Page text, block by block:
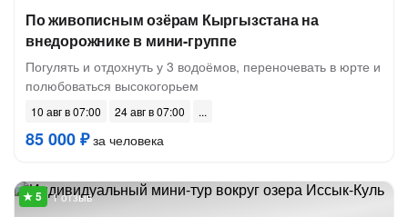
По живописным озёрам Кыргызстана на
внедорожнике в мини-группе
Погулять и отдохнуть у 3 водоёмов, переночевать в юрте и
полюбоваться высокогорьем
10 авг в 07:00 24 авг в 07:00
85 000 ₽за человека
1 отзыв